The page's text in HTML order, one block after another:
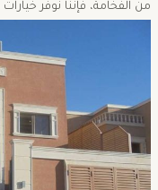
من الفخامة، فإننا نوفر